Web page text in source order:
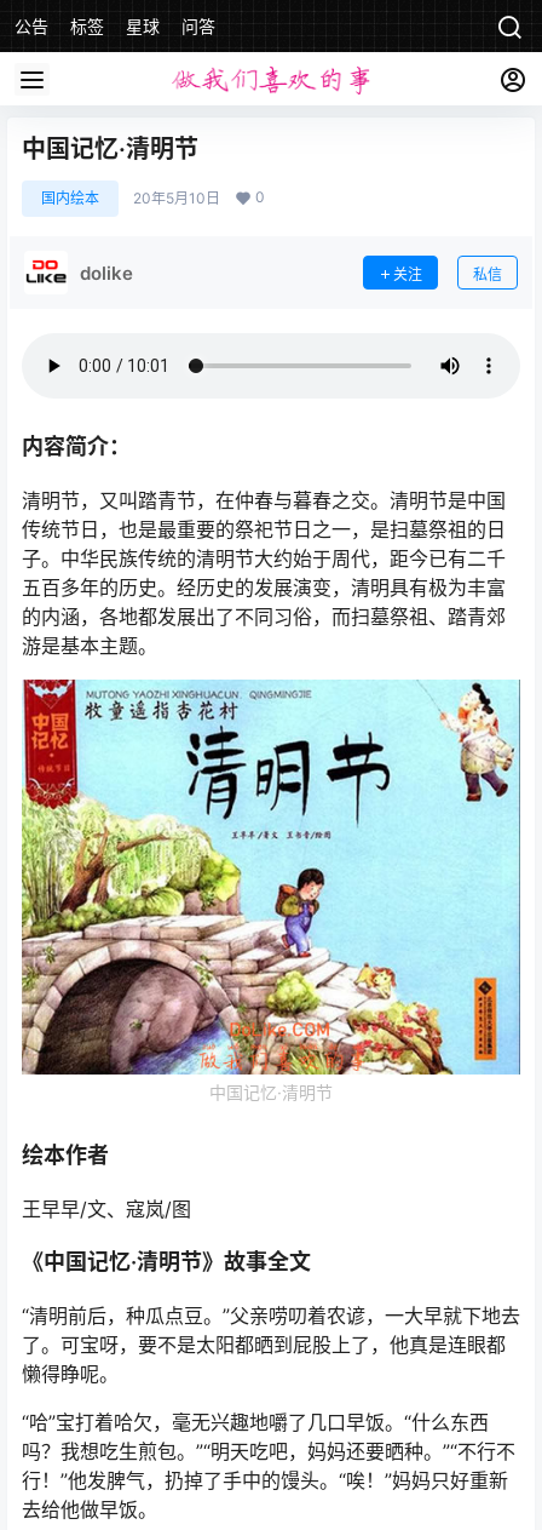
公告 标签 星球 问答
中国记忆·清明节
国内绘本 20年5月10日 0
dolike 关注 私信
内容简介：
清明节，又叫踏青节，在仲春与暮春之交。清明节是中国
传统节日，也是最重要的祭祀节日之一，是扫墓祭祖的日
子。中华民族传统的清明节大约始于周代，距今已有二千
五百多年的历史。经历史的发展演变，清明具有极为丰富
的内涵，各地都发展出了不同习俗，而扫墓祭祖、踏青郊
游是基本主题。
中国记忆·清明节
绘本作者
王早早/文、寇岚/图
《中国记忆·清明节》故事全文
“清明前后，种瓜点豆。”父亲唠叨着农谚，一大早就下地去
了。可宝呀，要不是太阳都晒到屁股上了，他真是连眼都
懒得睁呢。
“哈”宝打着哈欠，毫无兴趣地嚼了几口早饭。“什么东西
吗？我想吃生煎包。”“明天吃吧，妈妈还要晒种。”“不行不
行！”他发脾气，扔掉了手中的馒头。“唉！”妈妈只好重新
去给他做早饭。